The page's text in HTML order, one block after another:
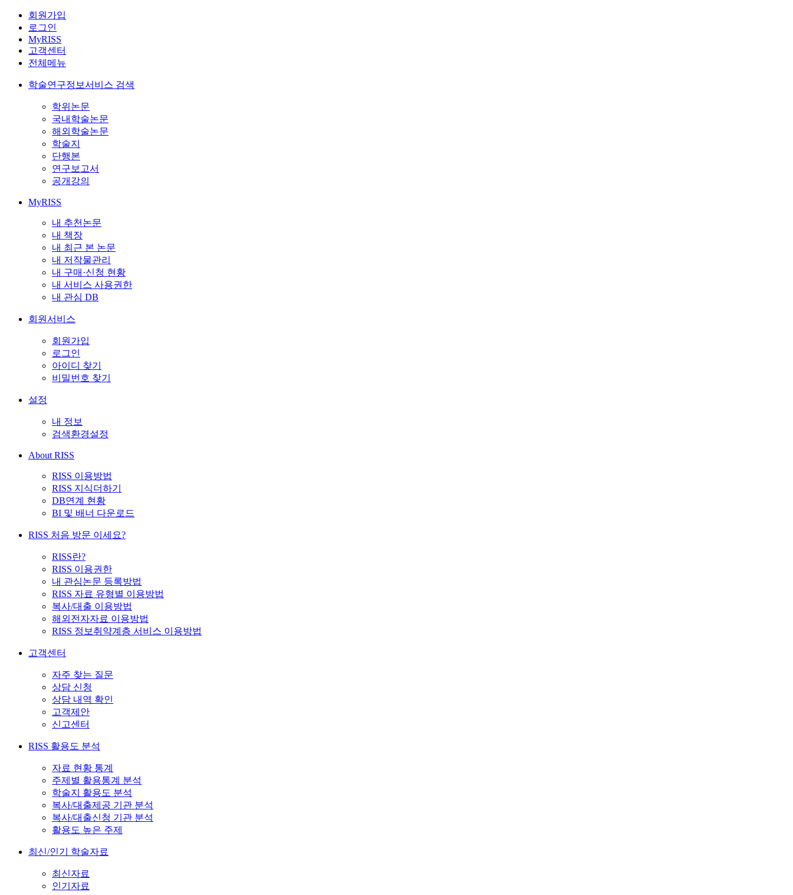
회원가입
로그인
MyRISS
고객센터
전체메뉴
학술연구정보서비스 검색
학위논문
국내학술논문
해외학술논문
학술지
단행본
연구보고서
공개강의
MyRISS
내 추천논문
내 책장
내 최근 본 논문
내 저작물관리
내 구매·신청 현황
내 서비스 사용권한
내 관심 DB
회원서비스
회원가입
로그인
아이디 찾기
비밀번호 찾기
설정
내 정보
검색환경설정
About RISS
RISS 이용방법
RISS 지식더하기
DB연계 현황
BI 및 배너 다운로드
RISS 처음 방문 이세요?
RISS란?
RISS 이용권한
내 관심논문 등록방법
RISS 자료 유형별 이용방법
복사/대출 이용방법
해외전자자료 이용방법
RISS 정보취약계층 서비스 이용방법
고객센터
자주 찾는 질문
상담 신청
상담 내역 확인
고객제안
신고센터
RISS 활용도 분석
자료 현황 통계
주제별 활용통계 분석
학술지 활용도 분석
복사/대출제공 기관 분석
복사/대출신청 기관 분석
활용도 높은 주제
최신/인기 학술자료
최신자료
인기자료